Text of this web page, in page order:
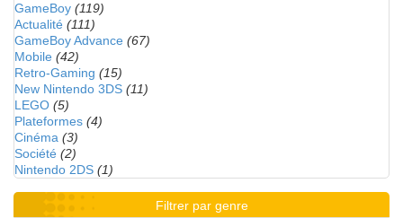
GameBoy (119)
Actualité (111)
GameBoy Advance (67)
Mobile (42)
Retro-Gaming (15)
New Nintendo 3DS (11)
LEGO (5)
Plateformes (4)
Cinéma (3)
Société (2)
Nintendo 2DS (1)
Filtrer par genre